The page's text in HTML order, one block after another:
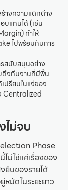
างความแตกต่าง
บแทนได้ (เช่น
ทำให้
ไปพร้อมกับการ
สนับสนุนอย่าง
ถึงทีมงานที่มีพื้น
ปรียบในแง่ของ
Centralized
ไม่จบ
Phase
ม่ใช่แค่เรื่องของ
ยืนของรายได้
หมัดในระยะยาว